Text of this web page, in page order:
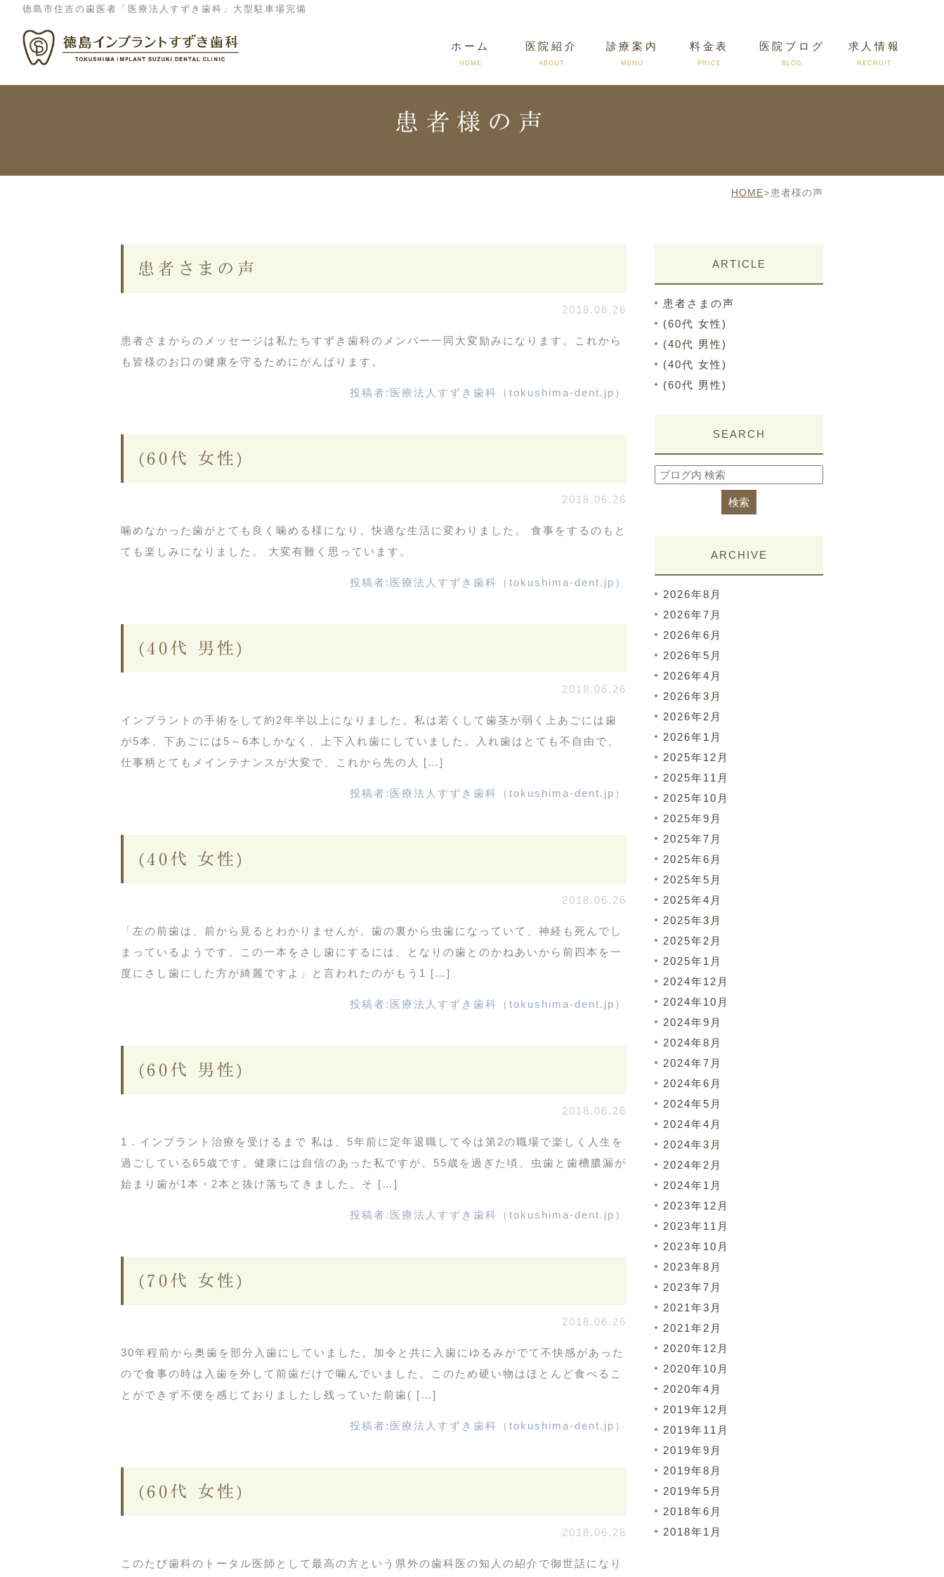
徳島市住吉の歯医者「医療法人すずき歯科」大型駐車場完備
ホーム
HOME
医院紹介
ABOUT
料金について
診療案内
MENU
料金表
PRICE
医院ブログ
BLOG
求人情報
RECRUIT
患者様の声
HOME>患者様の声
患者さまの声
2018.06.26
患者さまからのメッセージは私たちすずき歯科のメンバー一同大変励みになります。これから
も皆様のお口の健康を守るためにがんばります。
投稿者: 医療法人すずき歯科（tokushima-dent.jp）
(60代 女性)
2018.06.26
噛めなかった歯がとても良く噛める様になり、快適な生活に変わりました。 食事をするのもと
ても楽しみになりました。 大変有難く思っています。
投稿者: 医療法人すずき歯科（tokushima-dent.jp）
(40代 男性)
2018.06.26
インプラントの手術をして約2年半以上になりました。私は若くして歯茎が弱く上あごには歯
が5本、下あごには5～6本しかなく、上下入れ歯にしていました。入れ歯はとても不自由で、
仕事柄とてもメインテナンスが大変で、これから先の人 […]
投稿者: 医療法人すずき歯科（tokushima-dent.jp）
(40代 女性)
2018.06.26
「左の前歯は、前から見るとわかりませんが、歯の裏から虫歯になっていて、神経も死んでし
まっているようです。この一本をさし歯にするには、となりの歯とのかねあいから前四本を一
度にさし歯にした方が綺麗ですよ」と言われたのがもう1 […]
投稿者: 医療法人すずき歯科（tokushima-dent.jp）
(60代 男性)
2018.06.26
1．インプラント治療を受けるまで 私は、5年前に定年退職して今は第2の職場で楽しく人生を
過ごしている65歳です。健康には自信のあった私ですが、55歳を過ぎた頃、虫歯と歯槽膿漏が
始まり歯が1本・2本と抜け落ちてきました。そ […]
投稿者: 医療法人すずき歯科（tokushima-dent.jp）
(70代 女性)
2018.06.26
30年程前から奥歯を部分入歯にしていました。加令と共に入歯にゆるみがでて不快感があった
ので食事の時は入歯を外して前歯だけで噛んでいました。このため硬い物はほとんど食べるこ
とができず不便を感じておりましたし残っていた前歯( […]
投稿者: 医療法人すずき歯科（tokushima-dent.jp）
(60代 女性)
2018.06.26
このたび歯科のトータル医師として最高の方という県外の歯科医の知人の紹介で御世話になり
ARTICLE
患者さまの声
(60代 女性)
(40代 男性)
(40代 女性)
(60代 男性)
SEARCH
ARCHIVE
2026年8月
2026年7月
2026年6月
2026年5月
2026年4月
2026年3月
2026年2月
2026年1月
2025年12月
2025年11月
2025年10月
2025年9月
2025年7月
2025年6月
2025年5月
2025年4月
2025年3月
2025年2月
2025年1月
2024年12月
2024年10月
2024年9月
2024年8月
2024年7月
2024年6月
2024年5月
2024年4月
2024年3月
2024年2月
2024年1月
2023年12月
2023年11月
2023年10月
2023年8月
2023年7月
2021年3月
2021年2月
2020年12月
2020年10月
2020年4月
2019年12月
2019年11月
2019年9月
2019年8月
2019年5月
2018年6月
2018年1月